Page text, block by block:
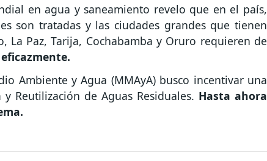
en agua y saneamiento revelo que en el país,
son tratadas y las ciudades grandes que tienen
La Paz, Tarija, Cochabamba y Oruro requieren de
Ambiente y Agua (MMAyA) busco incentivar una
Reutilización de Aguas Residuales. Hasta ahora